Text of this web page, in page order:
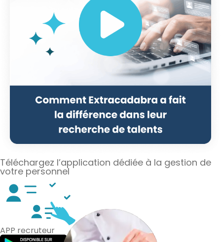
Téléchargez l’application dédiée à la gestion de
votre personnel
APP recruteur